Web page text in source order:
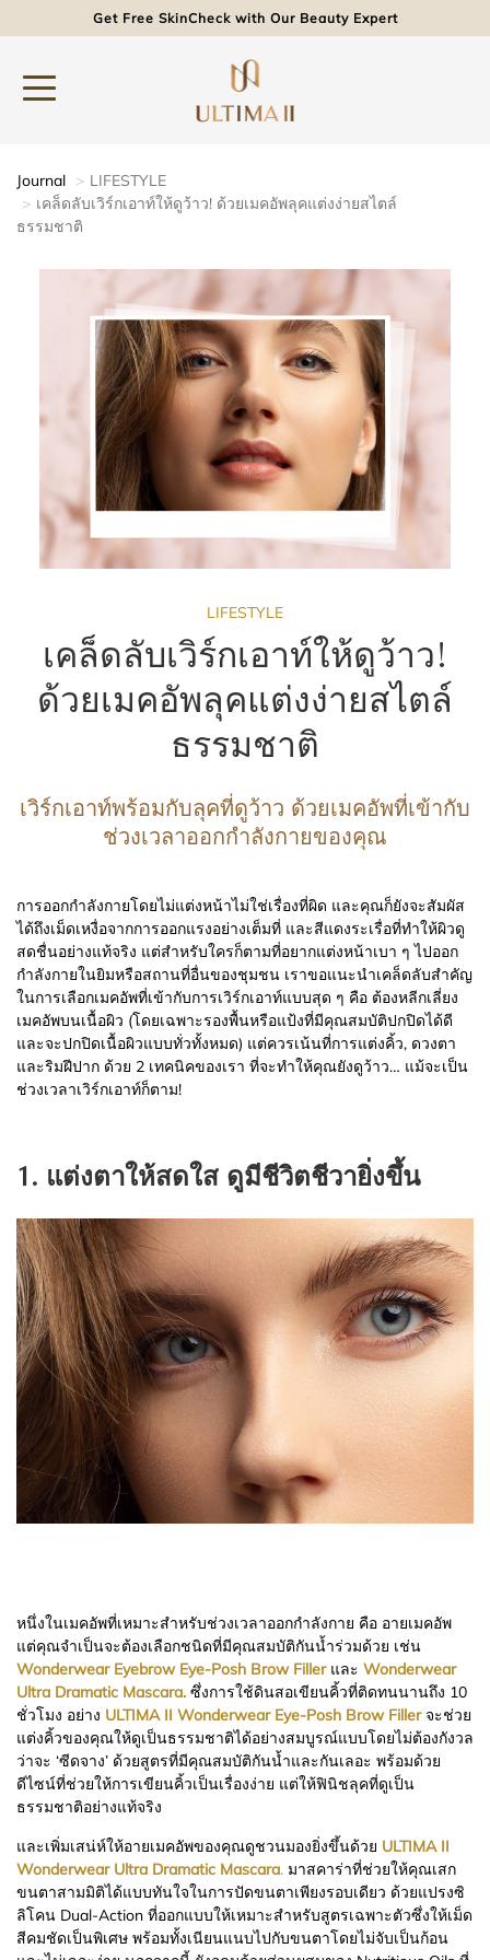
Get Free SkinCheck with Our Beauty Expert
Journal
LIFESTYLE
เคล็ดลับเวิร์กเอาท์ให้ดูว้าว! ด้วยเมคอัพลุคแต่งง่ายสไตล์
ธรรมชาติ
LIFESTYLE
เคล็ดลับเวิร์กเอาท์ให้ดูว้าว!
ด้วยเมคอัพลุคแต่งง่ายสไตล์
ธรรมชาติ
เวิร์กเอาท์พร้อมกับลุคที่ดูว้าว ด้วยเมคอัพที่เข้ากับ
ช่วงเวลาออกกำลังกายของคุณ
การออกกำลังกายโดยไม่แต่งหน้าไม่ใช่เรื่องที่ผิด และคุณก็ยังจะสัมผัส
ได้ถึงเม็ดเหงื่อจากการออกแรงอย่างเต็มที่ และสีแดงระเรื่อที่ทำให้ผิวดู
สดชื่นอย่างแท้จริง แต่สำหรับใครก็ตามที่อยากแต่งหน้าเบา ๆ ไปออก
กำลังกายในยิมหรือสถานที่อื่นของชุมชน เราขอแนะนำเคล็ดลับสำคัญ
ในการเลือกเมคอัพที่เข้ากับการเวิร์กเอาท์แบบสุด ๆ คือ ต้องหลีกเลี่ยง
เมคอัพบนเนื้อผิว (โดยเฉพาะรองพื้นหรือแป้งที่มีคุณสมบัติปกปิดได้ดี
และจะปกปิดเนื้อผิวแบบทั่วทั้งหมด) แต่ควรเน้นที่การแต่งคิ้ว, ดวงตา
และริมฝีปาก ด้วย 2 เทคนิคของเรา ที่จะทำให้คุณยังดูว้าว… แม้จะเป็น
ช่วงเวลาเวิร์กเอาท์ก็ตาม!
1. แต่งตาให้สดใส ดูมีชีวิตชีวายิ่งขึ้น
หนึ่งในเมคอัพที่เหมาะสำหรับช่วงเวลาออกกำลังกาย คือ อายเมคอัพ
แต่คุณจำเป็นจะต้องเลือกชนิดที่มีคุณสมบัติกันน้ำร่วมด้วย เช่น
Wonderwear Eyebrow Eye-Posh Brow Fillerและ Wonderwear
Ultra Dramatic Mascara. ซึ่งการใช้ดินสอเขียนคิ้วที่ติดทนนานถึง 10
ชั่วโมง อย่าง ULTIMA II Wonderwear Eye-Posh Brow Fillerจะช่วย
แต่งคิ้วของคุณให้ดูเป็นธรรมชาติได้อย่างสมบูรณ์แบบโดยไม่ต้องกังวล
ว่าจะ ‘ซีดจาง’ ด้วยสูตรที่มีคุณสมบัติกันน้ำและกันเลอะ พร้อมด้วย
ดีไซน์ที่ช่วยให้การเขียนคิ้วเป็นเรื่องง่าย แต่ให้ฟินิชลุคที่ดูเป็น
ธรรมชาติอย่างแท้จริง
และเพิ่มเสน่ห์ให้อายเมคอัพของคุณดูชวนมองยิ่งขึ้นด้วย ULTIMA II
Wonderwear Ultra Dramatic Mascara. มาสคาร่าที่ช่วยให้คุณเสก
ขนตาสามมิติได้แบบทันใจในการปัดขนตาเพียงรอบเดียว ด้วยแปรงซิ
ลิโคน Dual-Action ที่ออกแบบให้เหมาะสำหรับสูตรเฉพาะตัวซึ่งให้เม็ด
สีคมชัดเป็นพิเศษ พร้อมทั้งเนียนแนบไปกับขนตาโดยไม่จับเป็นก้อน